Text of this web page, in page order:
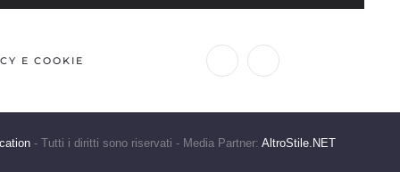
E COOKIE
- Tutti i diritti sono riservati - Media Partner: AltroStile.NET